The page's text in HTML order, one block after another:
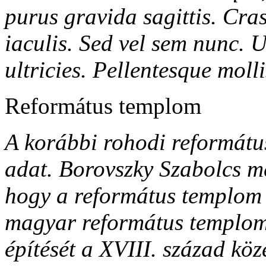
purus gravida sagittis.
iaculis. Sed vel sem nunc.
ultricies. Pellentesque
Református templom
A korábbi rohodi
adat. Borovszky Szabolcs
hogy a református
magyar református
építését a XVIII. század